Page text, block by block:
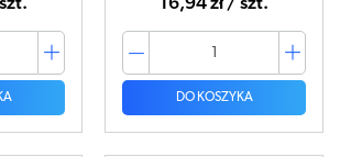
16,94 zł / szt.
DO KOSZYKA